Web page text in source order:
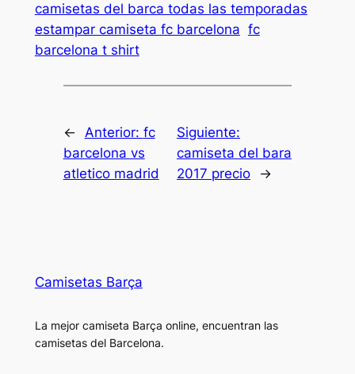
camisetas del barca todas las temporadas
estampar camiseta fc barcelona fc
barcelona t shirt
← Anterior: fc
barcelona vs
atletico madrid
Siguiente:
camiseta del bara
2017 precio
→
Camisetas Barça
La mejor camiseta Barça online, encuentran las
camisetas del Barcelona.